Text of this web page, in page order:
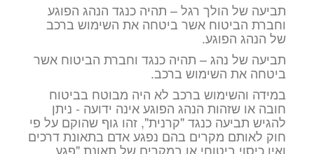
תביעה של הולך רגל – תהיה כנגד הנהג הפוגע
וחברת הביטוח אשר ביטחה את השימוש ברכב
של הנהג הפוגע.
תביעה של נהג – תהיה כנגד וחברת הביטוח אשר
ביטחה את השימוש ברכב.
במידה והשימוש ברכב לא היה מבוטח בביטוח
חובה או שזהות הנהג הפוגע אינה ידועה - ניתן
להגיש תביעה כנגד "קרנית", זהו גוף שהוקם על פי
חוק לאותם מקרים בהם נפגע אדם בתאונת דרכים
ואין כיסוי ביטוחי או במקרים של תאונת "פגע